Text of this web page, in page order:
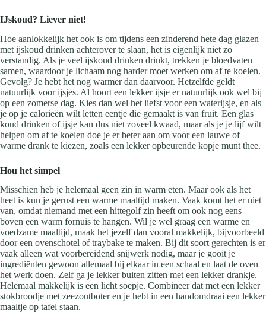
IJskoud? Liever niet!
Hoe aanlokkelijk het ook is om tijdens een zinderend hete dag glazen
met ijskoud drinken achterover te slaan, het is eigenlijk niet zo
verstandig. Als je veel ijskoud drinken drinkt, trekken je bloedvaten
samen, waardoor je lichaam nog harder moet werken om af te koelen.
Gevolg? Je hebt het nog warmer dan daarvoor. Hetzelfde geldt
natuurlijk voor ijsjes. Al hoort een lekker ijsje er natuurlijk ook wel bij
op een zomerse dag. Kies dan wel het liefst voor een waterijsje, en als
je op je calorieën wilt letten eentje die gemaakt is van fruit. Een glas
koud drinken of ijsje kan dus niet zoveel kwaad, maar als je je lijf wilt
helpen om af te koelen doe je er beter aan om voor een lauwe of
warme drank te kiezen, zoals een lekker opbeurende kopje munt thee.
Hou het simpel
Misschien heb je helemaal geen zin in warm eten. Maar ook als het
heet is kun je gerust een warme maaltijd maken. Vaak komt het er niet
van, omdat niemand met een hittegolf zin heeft om ook nog eens
boven een warm fornuis te hangen. Wil je wel graag een warme en
voedzame maaltijd, maak het jezelf dan vooral makkelijk, bijvoorbeeld
door een ovenschotel of traybake te maken. Bij dit soort gerechten is er
vaak alleen wat voorbereidend snijwerk nodig, maar je gooit je
ingrediënten gewoon allemaal bij elkaar in een schaal en laat de oven
het werk doen. Zelf ga je lekker buiten zitten met een lekker drankje.
Helemaal makkelijk is een licht soepje. Combineer dat met een lekker
stokbroodje met zeezoutboter en je hebt in een handomdraai een lekker
maaltje op tafel staan.